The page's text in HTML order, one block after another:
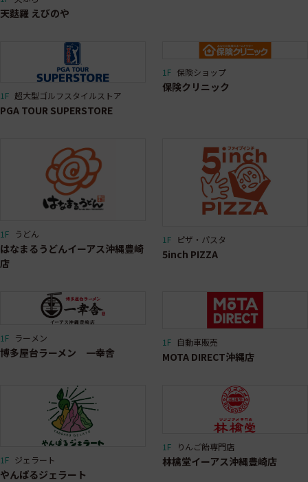
天麩羅 えびのや
1F 超大型ゴルフスタイルストア
PGA TOUR SUPERSTORE
1F 保険ショップ
保険クリニック
1F うどん
はなまるうどんイーアス沖縄豊崎
店
1F ピザ・パスタ
5inch PIZZA
1F ラーメン
博多屋台ラーメン 一幸舎
1F 自動車販売
MOTA DIRECT沖縄店
1F ジェラート
やんばるジェラート
1F りんご飴専門店
林檎堂イーアス沖縄豊崎店